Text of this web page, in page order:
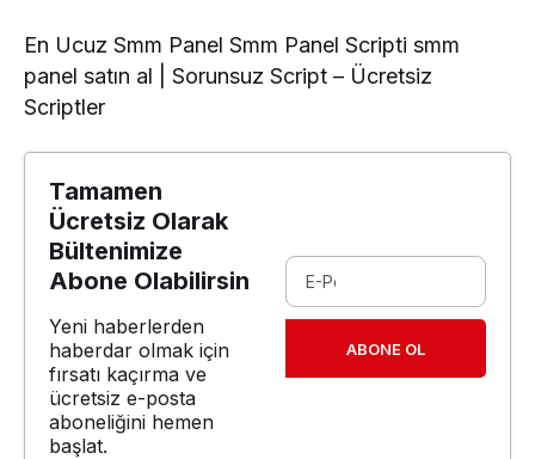
En Ucuz Smm Panel Smm Panel Scripti smm
panel satın al | Sorunsuz Script – Ücretsiz
Scriptler
Tamamen
Ücretsiz Olarak
Bültenimize
Abone Olabilirsin
Yeni haberlerden
haberdar olmak için
fırsatı kaçırma ve
ücretsiz e-posta
aboneliğini hemen
başlat.
ABONE OL